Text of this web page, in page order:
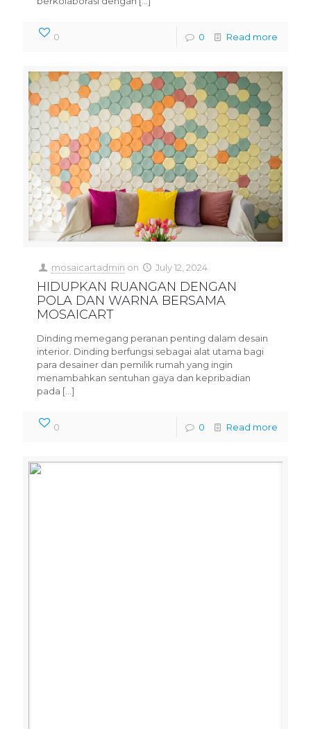
0 0 Read more
mosaicartadmin on July 12, 2024
HIDUPKAN RUANGAN DENGAN
POLA DAN WARNA BERSAMA
MOSAICART
Dinding memegang peranan penting dalam desain
interior. Dinding berfungsi sebagai alat utama bagi
para desainer dan pemilik rumah yang ingin
menambahkan sentuhan gaya dan kepribadian
pada […]
0 0 Read more